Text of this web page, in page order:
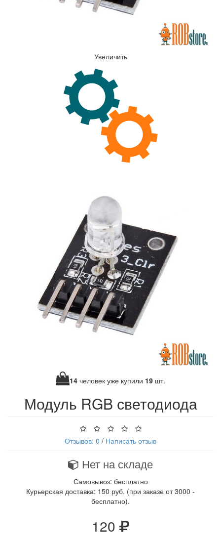
Увеличить
14 человек уже купили 19 шт.
Модуль RGB светодиода
Отзывов: 0 / Написать отзыв
Нет на складе
Самовывоз: бесплатно
Курьерская доставка: 150 руб. (при заказе от 3000 -
бесплатно).
120